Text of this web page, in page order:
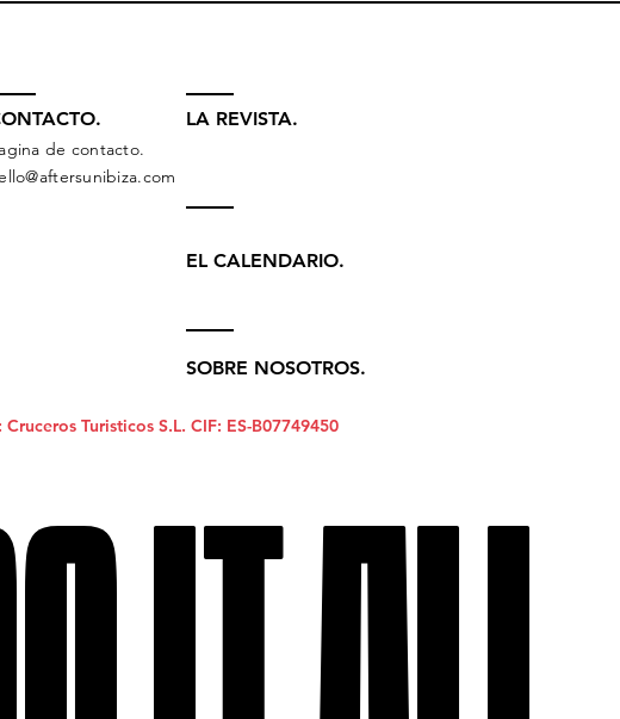
LA REVISTA.
de contacto.
EL CALENDARIO.
SOBRE NOSOTROS.
Turisticos S.L. CIF: ES-B07749450